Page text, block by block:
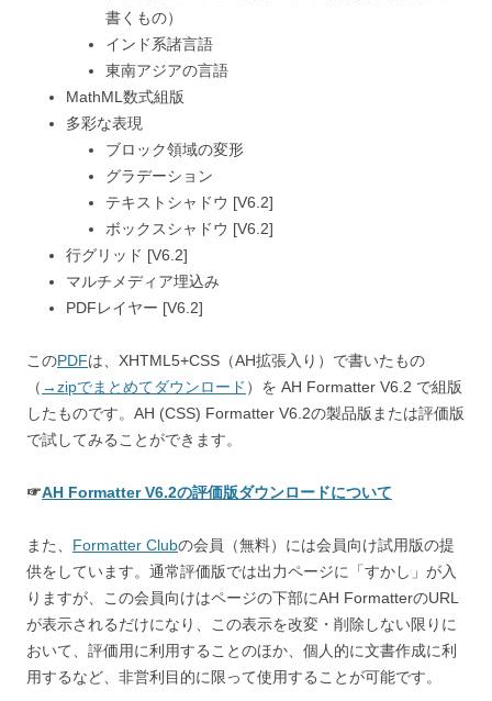
書くもの）
インド系諸言語
東南アジアの言語
MathML数式組版
多彩な表現
ブロック領域の変形
グラデーション
テキストシャドウ [V6.2]
ボックスシャドウ [V6.2]
行グリッド [V6.2]
マルチメディア埋込み
PDFレイヤー [V6.2]
このPDFは、XHTML5+CSS（AH拡張入り）で書いたもの
（ →zipでまとめてダウンロード ）を AH Formatter V6.2 で組版
したものです。AH (CSS) Formatter V6.2の製品版または評価版
で試してみることができます。
☞AH Formatter V6.2の評価版ダウンロードについて
また、 Formatter Clubの会員（無料）には会員向け試用版の提
供をしています。通常評価版では出力ページに「すかし」が入
りますが、この会員向けはページの下部にAH FormatterのURL
が表示されるだけになり、この表示を改変・削除しない限りに
おいて、評価用に利用することのほか、個人的に文書作成に利
用するなど、非営利目的に限って使用することが可能です。